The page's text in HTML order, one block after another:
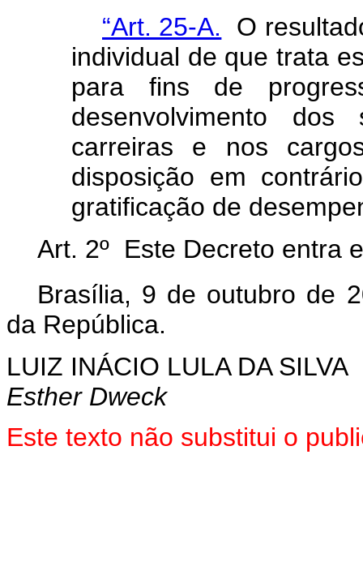
“Art. 25-A. O
individual de que trata
para fins de
desenvolvimento
carreiras e nos
disposição em
gratificação de
Art. 2º Este Decreto entra
Brasília, 9 de outubro de
da República.
LUIZ INÁCIO LULA DA SILVA
Esther Dweck
Este texto não substitui o